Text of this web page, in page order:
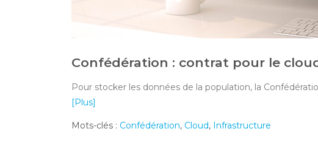
Confédération : contrat pour le
Pour stocker les données de la population, la
[Plus]
Mots-clés : Confédération, Cloud, Infrastructure